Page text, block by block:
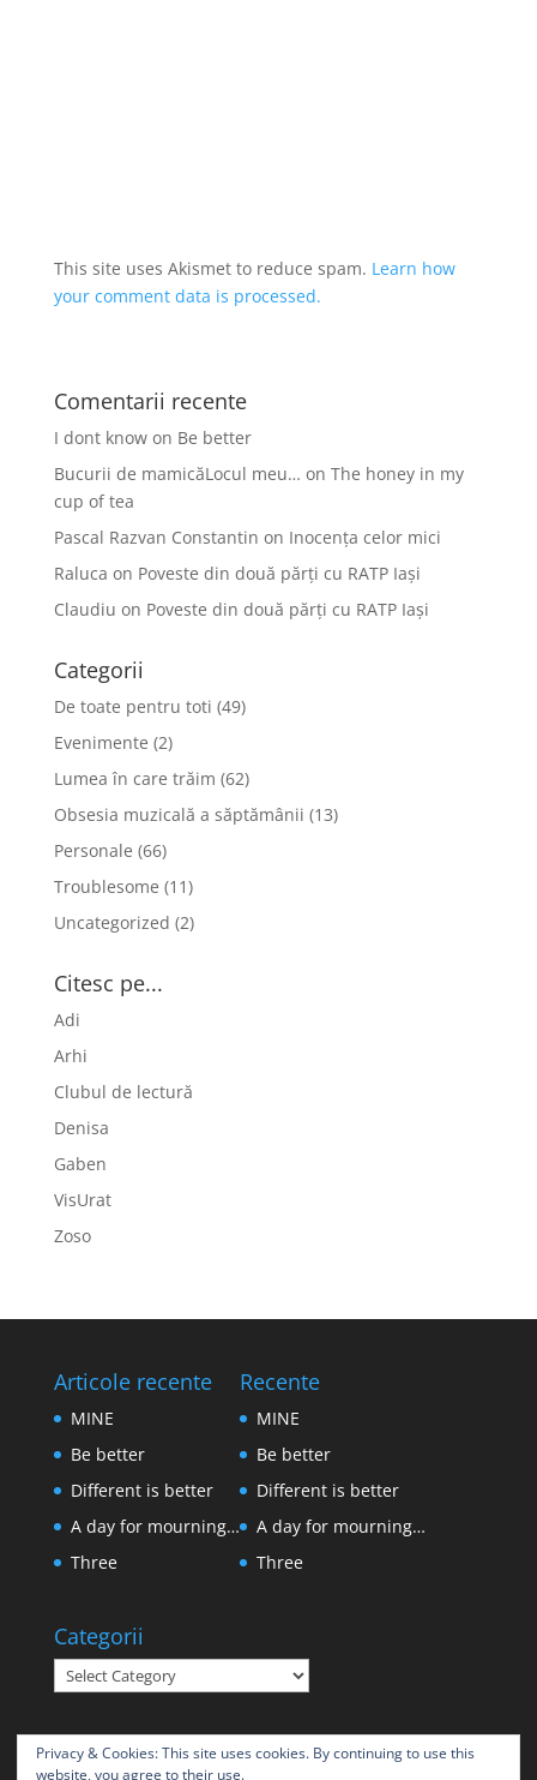
This site uses Akismet to reduce spam. Learn how
your comment data is processed.
Comentarii recente
I dont knowon Be better
Bucurii de mamicăLocul meu… on The honey in my
cup of tea
Pascal Razvan Constantin on Inocența celor mici
Raluca on Poveste din două părți cu RATP Iași
Claudiu on Poveste din două părți cu RATP Iași
Categorii
De toate pentru toti (49)
Evenimente (2)
Lumea în care trăim (62)
Obsesia muzicală a săptămânii (13)
Personale (66)
Troublesome (11)
Uncategorized (2)
Citesc pe...
Adi
Arhi
Clubul de lectură
Denisa
Gaben
VisUrat
Zoso
Articole recente
MINE
Be better
Different is better
A day for mourning…
Three
Recente
MINE
Be better
Different is better
A day for mourning…
Three
Categorii
Categorii
Privacy & Cookies: This site uses cookies. By continuing to use this
website, you agree to their use.